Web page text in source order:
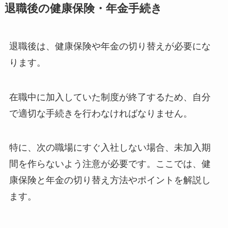
退職後の健康保険・年金手続き
退職後は、健康保険や年金の切り替えが必要にな
ります。
在職中に加入していた制度が終了するため、自分
で適切な手続きを行わなければなりません。
特に、次の職場にすぐ入社しない場合、未加入期
間を作らないよう注意が必要です。ここでは、健
康保険と年金の切り替え方法やポイントを解説し
ます。